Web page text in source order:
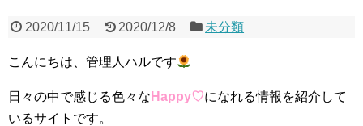
2020/11/15 2020/12/8 未分類
こんにちは、管理人ハルです
日々の中で感じる色々な Happy♡になれる情報を紹介して
いるサイトです。